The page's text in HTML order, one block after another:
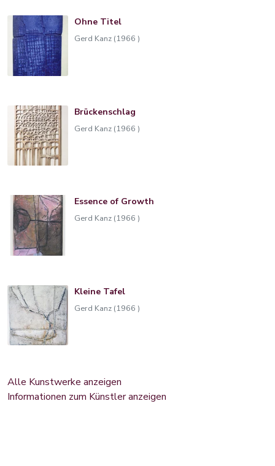
Ohne Titel
Gerd Kanz (1966 )
Brückenschlag
Gerd Kanz (1966 )
Essence of Growth
Gerd Kanz (1966 )
Kleine Tafel
Gerd Kanz (1966 )
Alle Kunstwerke anzeigen
Informationen zum Künstler anzeigen